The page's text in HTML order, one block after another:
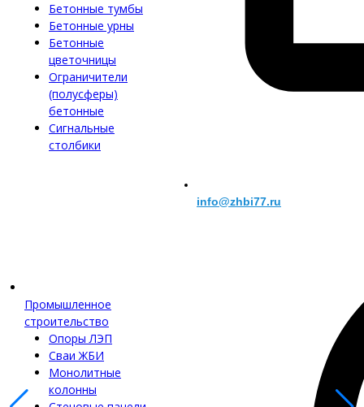
Бетонные тумбы
Бетонные урны
Бетонные
цветочницы
Ограничители
(полусферы)
бетонные
Сигнальные
столбики
Промышленное
строительство
Опоры ЛЭП
Сваи ЖБИ
Монолитные
колонны
info@zhbi77.ru